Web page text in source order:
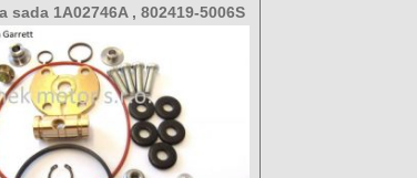
sada 1A02746A , 802419-5006S